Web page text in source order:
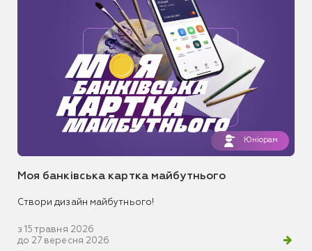
Юніорам
Моя банківська картка майбутнього
Створи дизайн майбутнього!
з 15 травня 2026
до 27 вересня 2026